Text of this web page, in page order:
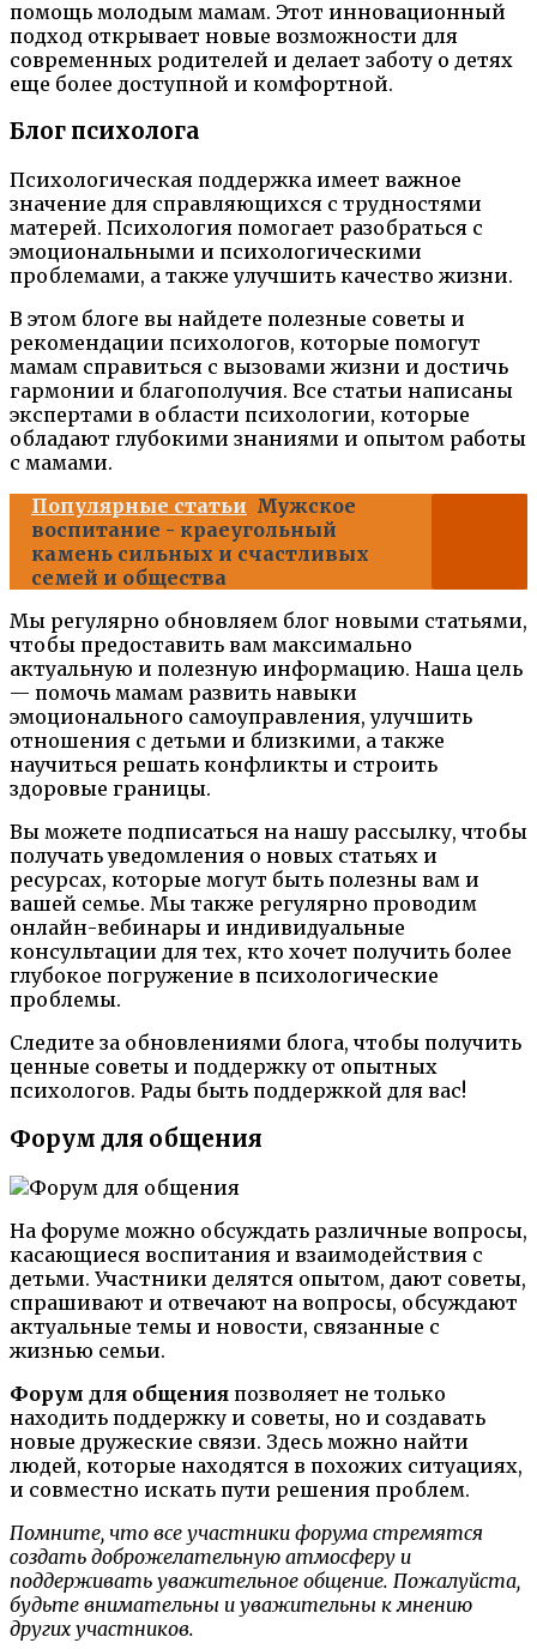
помощь молодым мамам. Этот инновационный
подход открывает новые возможности для
современных родителей и делает заботу о детях
еще более доступной и комфортной.
Блог психолога
Психологическая поддержка имеет важное
значение для справляющихся с трудностями
матерей. Психология помогает разобраться с
эмоциональными и психологическими
проблемами, а также улучшить качество жизни.
В этом блоге вы найдете полезные советы и
рекомендации психологов, которые помогут
мамам справиться с вызовами жизни и достичь
гармонии и благополучия. Все статьи написаны
экспертами в области психологии, которые
обладают глубокими знаниями и опытом работы
с мамами.
Популярные статьи Мужское
воспитание - краеугольный
камень сильных и счастливых
семей и общества
Мы регулярно обновляем блог новыми статьями,
чтобы предоставить вам максимально
актуальную и полезную информацию. Наша цель
— помочь мамам развить навыки
эмоционального самоуправления, улучшить
отношения с детьми и близкими, а также
научиться решать конфликты и строить
здоровые границы.
Вы можете подписаться на нашу рассылку, чтобы
получать уведомления о новых статьях и
ресурсах, которые могут быть полезны вам и
вашей семье. Мы также регулярно проводим
онлайн-вебинары и индивидуальные
консультации для тех, кто хочет получить более
глубокое погружение в психологические
проблемы.
Следите за обновлениями блога, чтобы получить
ценные советы и поддержку от опытных
психологов. Рады быть поддержкой для вас!
Форум для общения
На форуме можно обсуждать различные вопросы,
касающиеся воспитания и взаимодействия с
детьми. Участники делятся опытом, дают советы,
спрашивают и отвечают на вопросы, обсуждают
актуальные темы и новости, связанные с
жизнью семьи.
Форум для общения позволяет не только
находить поддержку и советы, но и создавать
новые дружеские связи. Здесь можно найти
людей, которые находятся в похожих ситуациях,
и совместно искать пути решения проблем.
Помните, что все участники форума стремятся
создать доброжелательную атмосферу и
поддерживать уважительное общение. Пожалуйста,
будьте внимательны и уважительны к мнению
других участников.